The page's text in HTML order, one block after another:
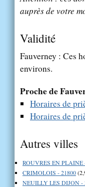
auprès de votre
Validité
Fauverney : Ces
environs.
Proche de
Horaires de
Horaires de
Autres villes
ROUVRES EN PLAINE
CRIMOLOIS - 21800
NEUILLY LES DIJON -